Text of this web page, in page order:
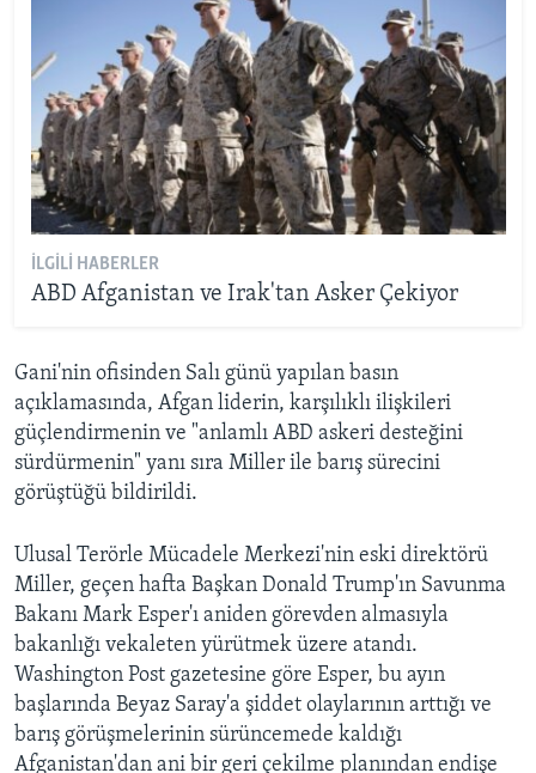
İLGILI HABERLER
ABD Afganistan ve Irak'tan Asker Çekiyor
Gani'nin ofisinden Salı günü yapılan basın
açıklamasında, Afgan liderin, karşılıklı ilişkileri
güçlendirmenin ve "anlamlı ABD askeri desteğini
sürdürmenin" yanı sıra Miller ile barış sürecini
görüştüğü bildirildi.
Ulusal Terörle Mücadele Merkezi'nin eski direktörü
Miller, geçen hafta Başkan Donald Trump'ın Savunma
Bakanı Mark Esper'ı aniden görevden almasıyla
bakanlığı vekaleten yürütmek üzere atandı.
Washington Post gazetesine göre Esper, bu ayın
başlarında Beyaz Saray'a şiddet olaylarının arttığı ve
barış görüşmelerinin sürüncemede kaldığı
Afganistan'dan ani bir geri çekilme planından endişe